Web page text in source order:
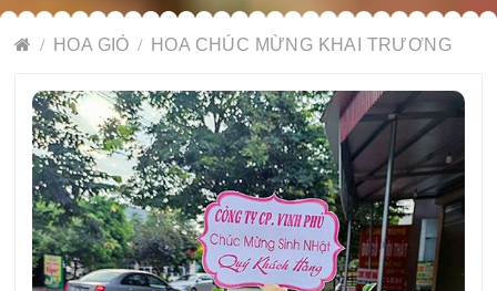
HOA GIỎ HOA CHÚC MỪNG KHAI TRƯƠNG